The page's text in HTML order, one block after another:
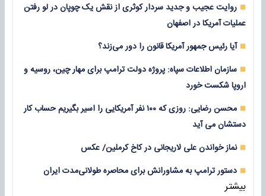
روایت عجیب و جدید سردار کوثری از نقش یک چوپان در لو رفتن
عملیات آمریکا در اصفهان
آیا رئیس جمهور آمریکا قانون را دور می‌زند؟
سازمان اطلاعات سپاه: پروژه دولت ترامپ برای مهار چین، روسیه و
اروپا شکست خورد
محسن رضایی: روزی که ۱۰۰ نفر آمریکایی را اسیر بگیریم حساب کار
دستشان می آید
نماز خواندن علی لاریجانی در کاخ کرملین/ عکس
دستور ترامپ به مشاورانش برای محاصره طولانی‌مدت ایران
بیشتر